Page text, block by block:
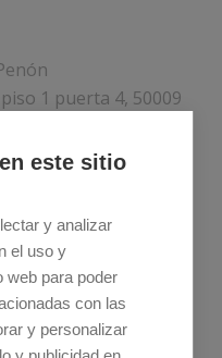
este sitio
y analizar
el uso y
web para poder
con las
y personalizar
1 puerta 4, 50009